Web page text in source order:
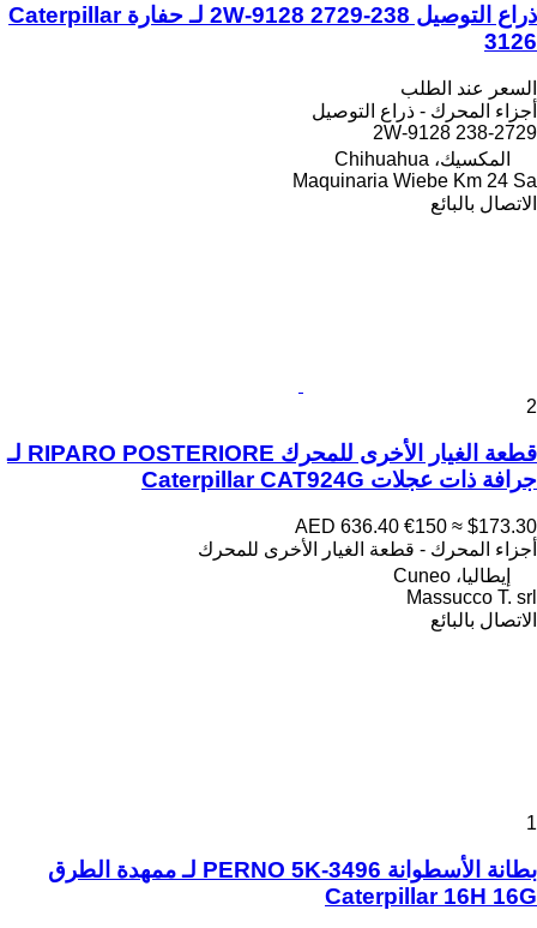
ذراع التوصيل 238-2729 2W-9128 لـ حفارة Caterpillar
3126
السعر عند الطلب
أجزاء المحرك - ذراع التوصيل
238-2729 2W-9128
المكسيك، Chihuahua
Maquinaria Wiebe Km 24 Sa
الاتصال بالبائع
2
قطعة الغيار الأخرى للمحرك RIPARO POSTERIORE لـ
جرافة ذات عجلات Caterpillar CAT924G
AED 636.40 €150 ≈ $173.30
أجزاء المحرك - قطعة الغيار الأخرى للمحرك
إيطاليا، Cuneo
Massucco T. srl
الاتصال بالبائع
1
بطانة الأسطوانة PERNO 5K-3496 لـ ممهدة الطرق
Caterpillar 16H 16G